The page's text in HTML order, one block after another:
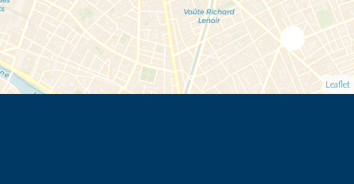
Leaflet